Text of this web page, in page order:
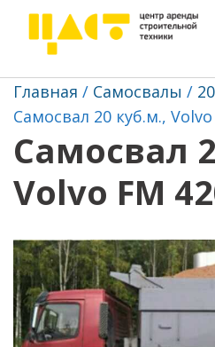
Главная Самосвалы
Самосвал 20 куб.м.,
Самосвал
Volvo FM